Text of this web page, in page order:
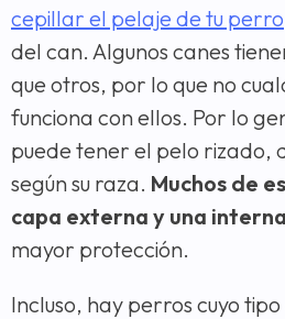
cepillar el pelaje de tu perro
del can. Algunos canes
que otros, por lo que no
funciona con ellos. Por lo
puede tener el pelo rizado,
según su raza. Muchos de
capa externa y una interna
mayor protección.
Incluso, hay perros cuyo